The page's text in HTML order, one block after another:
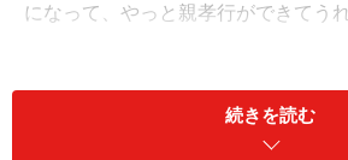
になって、やっと親孝行ができてう
歳と10歳の子どもたちがいる。近く
ホさんが結婚してから多大な協力を
続きを読む